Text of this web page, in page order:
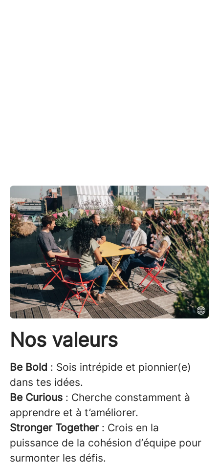
Nos valeurs
Be Bold : Sois intrépide et pionnier(e)
dans tes idées.
Be Curious : Cherche constamment à
apprendre et à t’améliorer.
Stronger Together: Crois en la
puissance de la cohésion d’équipe pour
surmonter les défis.